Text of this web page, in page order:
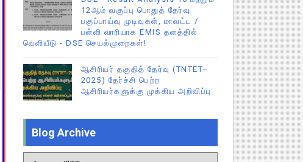
12ஆம் வகுப்பு பொதுத் தேர்வு
பகுப்பாய்வு முடிவுகள், மாவட்ட /
பள்ளி வாரியாக EMIS தளத்தில்
வெளியீடு - DSE செயல்முறைகள்!
ஆசிரியர் தகுதித் தேர்வு (TNTET–
2025) தேர்ச்சி பெற்ற
ஆசிரியர்களுக்கு முக்கிய அறிவிப்பு
Blog Archive